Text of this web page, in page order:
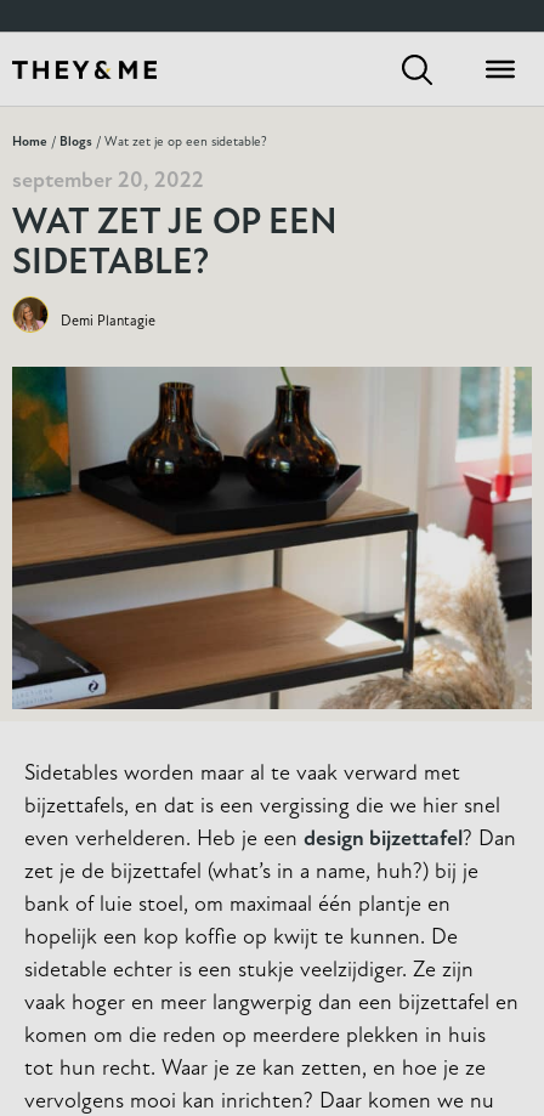
Home / Blogs / Wat zet je op een sidetable?
september 20, 2022
WAT ZET JE OP EEN
SIDETABLE?
Demi Plantagie
Sidetables worden maar al te vaak verward met
bijzettafels, en dat is een vergissing die we hier snel
even verhelderen. Heb je een design bijzettafel? Dan
zet je de bijzettafel (what’s in a name, huh?) bij je
bank of luie stoel, om maximaal één plantje en
hopelijk een kop koffie op kwijt te kunnen. De
sidetable echter is een stukje veelzijdiger. Ze zijn
vaak hoger en meer langwerpig dan een bijzettafel en
komen om die reden op meerdere plekken in huis
tot hun recht. Waar je ze kan zetten, en hoe je ze
vervolgens mooi kan inrichten? Daar komen we nu